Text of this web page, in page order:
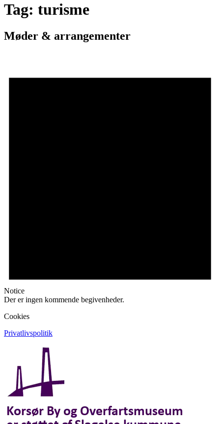
Tag: turisme
Møder & arrangementer
Notice
Der er ingen kommende begivenheder.
Cookies
Privatlivspolitik